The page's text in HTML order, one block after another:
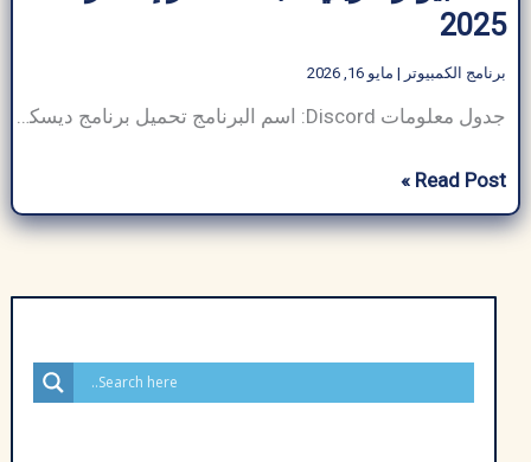
2025
برنامج الكمبيوتر | مايو 16, 2026
جدول معلومات Discord: اسم البرنامج تحميل برنامج ديسكورد حجم البرنامج ~90–120 ميجابايت (يختلف حسب النظام ) مطور برمجيات Discord Inc فئة البرنامج برنامج الكمبيوتر نوع الملف (ويندوز)، (ماك أو إس)، (أندرويد) متوافق مع ويندوز، ماك أو إس، أندرويد، آي أو إس، لينكس، الويب لغة متعدد اللغات (الإنجليزية، الإسبانية، الفرنسية، إلخ.) الناشر ArabSeedTech إجمالي التنزيلات أكثر […]
تحميل
برنامج
ديسكورد
Read Post »